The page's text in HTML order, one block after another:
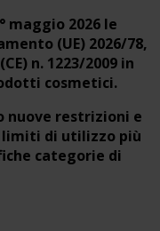
maggio 2026 le
(UE) 2026/78,
n. 1223/2009 in
cosmetici.
restrizioni e
limiti di utilizzo più
categorie di